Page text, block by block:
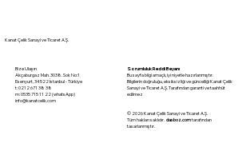
Kanat Çelik Sanayi ve Ticaret A.Ş.
Bize Ulaşın
Akçaburgaz Mah. 3038. Sok No:1
Esenyurt, 34522 İstanbul - Türkiye
t: 0212 671 38 38
m: 0535 715 11 22 (whatsApp)
info@kanatcelik.com
Sorumluluk Reddi Beyanı
Bu sayfa bilgi amaçlı, iyi niyetle hazırlanmıştır.
Bilgilerin doğruluğu, eksiksizliği ve güncelliği Kanat Çelik
Sanayi ve Ticaret A.Ş. Tarafından garanti ve taahhüt
edilmez
© 2026 Kanat Çelik Sanayi ve Ticaret A.Ş.
Tüm hakları saklıdır. dasboz.comtarafından
tasarlanmıştır.